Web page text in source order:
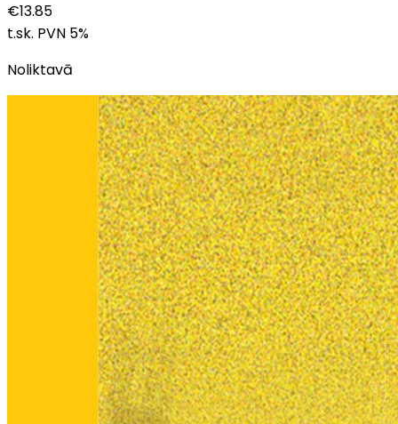
€13.85
t.sk. PVN 5%
Noliktavā